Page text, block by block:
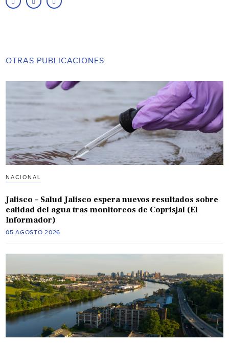
OTRAS PUBLICACIONES
NACIONAL
Jalisco – Salud Jalisco espera nuevos resultados sobre
calidad del agua tras monitoreos de Coprisjal (El
Informador)
05 AGOSTO 2026